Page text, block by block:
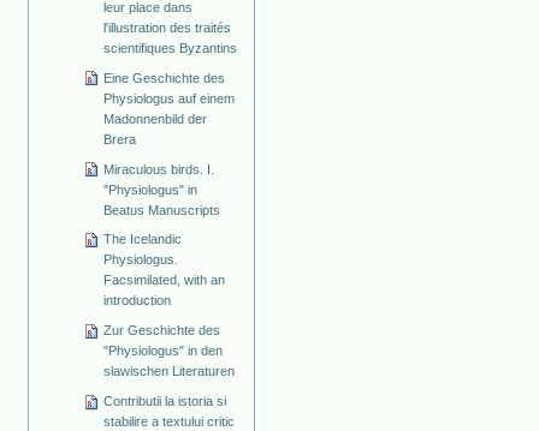
leur place dans
l'illustration des traités
scientifiques Byzantins
Eine Geschichte des
Physiologus auf einem
Madonnenbild der
Brera
Miraculous birds. I.
"Physiologus" in
Beatus Manuscripts
The Icelandic
Physiologus.
Facsimilated, with an
introduction
Zur Geschichte des
"Physiologus" in den
slawischen Literaturen
Contributii la istoria si
stabilire a textului critic